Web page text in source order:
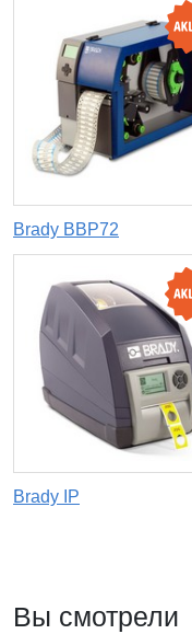
Brady BBP72
Brady IP
Вы смотрели